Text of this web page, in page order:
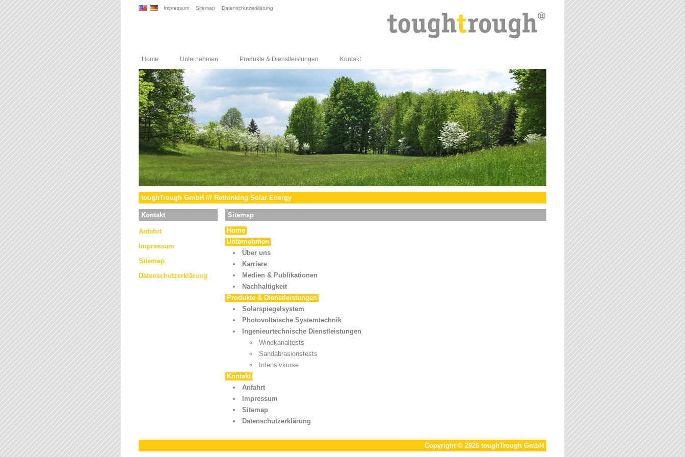
Impressum Sitemap Datenschutzerklärung
Home Unternehmen Produkte & Dienstleistungen Kontakt
toughTrough GmbH /// Rethinking Solar Energy
Kontakt
Anfahrt
Impressum
Sitemap
Datenschutzerklärung
Sitemap
Home
Unternehmen
Über uns
Karriere
Medien & Publikationen
Nachhaltigkeit
Produkte & Dienstleistungen
Solarspiegelsystem
Photovoltaische Systemtechnik
Ingenieurtechnische Dienstleistungen
Windkanaltests
Sandabrasionstests
Intensivkurse
Kontakt
Anfahrt
Impressum
Sitemap
Datenschutzerklärung
Copyright © 2026 toughTrough GmbH